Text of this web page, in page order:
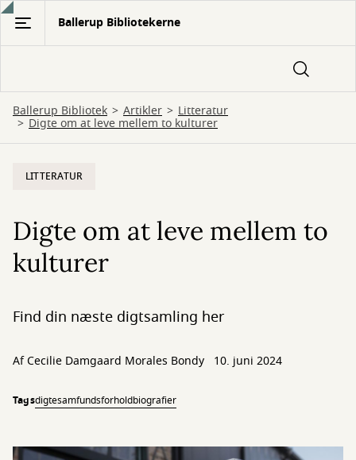
Gå
hovedindhold
Ballerup Bibliotekerne
Ballerup Bibliotek Artikler Litteratur
Digte om at leve mellem to kulturer
LITTERATUR
Digte om at leve mellem to
kulturer
Find din næste digtsamling her
AfCecilie Damgaard Morales Bondy 10. juni 2024
Tagsdigtesamfundsforholdbiografier